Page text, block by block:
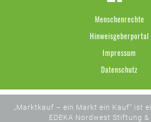
Menschenrechte
Hinweisgeberportal
Impressum
Datenschutz
„Marktkauf – ein Markt ein Kauf“ ist
EDEKA Nordwest Stiftung &